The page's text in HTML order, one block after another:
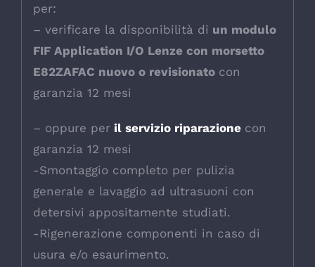
per:
– verificare la disponibilità di un modulo
FIF Application I/O Lenze con morsetto
E82ZAFAC nuovo o revisionato con
garanzia 12 mesi
– oppure peril servizio riparazione con
garanzia 12 mesi
-Smontaggio completo per pulizia
generale e lavaggio ad ultrasuoni con
detersivi appositamente studiati.
-Rigenerazione componenti in caso di
usura e/o esaurimento.